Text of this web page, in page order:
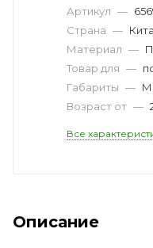
Артикул —
Страна —
Материал —
Товар для —
Габариты —
Возраст от —
Все
Описание